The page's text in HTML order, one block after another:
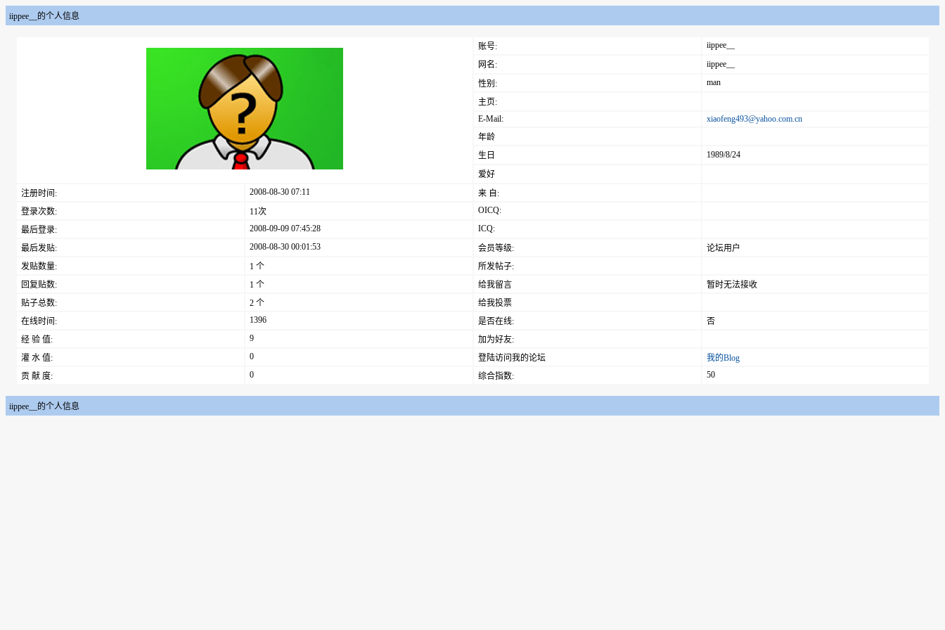
iippee__的个人信息
账号:
iippee__
网名:
iippee__
性别:
man
主页:
E-Mail:
xiaofeng493@yahoo.com.cn
年龄
生日
1989/8/24
爱好
注册时间:
2008-08-30 07:11
来 自:
登录次数:
11次
OICQ:
最后登录:
2008-09-09 07:45:28
ICQ:
最后发贴:
2008-08-30 00:01:53 会员等级:
论坛用户
发贴数量:
1 个
所发帖子:
回复贴数:
1 个 给我留言
暂时无法接收
贴子总数:
2 个
给我投票
在线时间:
1396 是否在线:
否
经 验 值:
9
加为好友:
灌 水 值:
0 登陆访问我的论坛
我的Blog
贡 献 度:
0 综合指数: 50
iippee__的个人信息